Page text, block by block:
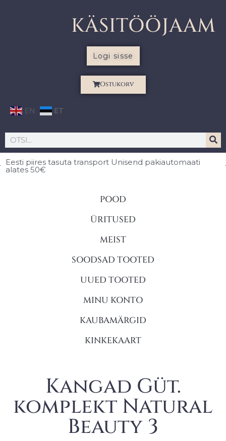
KÄSITÖÖJAAM
Logi sisse
Ostukorv
EN ET
Eesti piires tasuta transport Unisend pakiautomaati
alates 50€
POOD
ÜRITUSED
MEIST
SOODSAD TOOTED
UUED TOOTED
MINU KONTO
KAUBAMÄRGID
KINKEKAART
Kangad Güt.
komplekt Natural
Beauty 3